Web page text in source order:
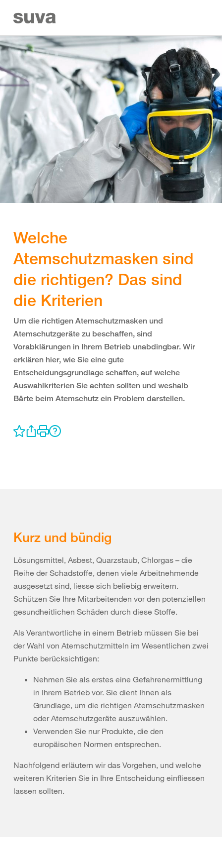
Welche
Atemschutzmasken sind
die richtigen? Das sind
die Kriterien
Um die richtigen Atemschutzmasken und
Atemschutzgeräte zu beschaffen, sind
Vorabklärungen in Ihrem Betrieb unabdingbar. Wir
erklären hier, wie Sie eine gute
Entscheidungsgrundlage schaffen, auf welche
Auswahlkriterien Sie achten sollten und weshalb
Bärte beim Atemschutz ein Problem darstellen.
Kurz und bündig
Lösungsmittel, Asbest, Quarzstaub, Chlorgas – die
Reihe der Schadstoffe, denen viele Arbeitnehmende
ausgesetzt sind, liesse sich beliebig erweitern.
Schützen Sie Ihre Mitarbeitenden vor den potenziellen
gesundheitlichen Schäden durch diese Stoffe.
Als Verantwortliche in einem Betrieb müssen Sie bei
der Wahl von Atemschutzmitteln im Wesentlichen zwei
Punkte berücksichtigen:
Nehmen Sie als erstes eine Gefahrenermittlung
in Ihrem Betrieb vor. Sie dient Ihnen als
Grundlage, um die richtigen Atemschutzmasken
oder Atemschutzgeräte auszuwählen.
Verwenden Sie nur Produkte, die den
europäischen Normen entsprechen.
Nachfolgend erläutern wir das Vorgehen, und welche
weiteren Kriterien Sie in Ihre Entscheidung einfliessen
lassen sollten.